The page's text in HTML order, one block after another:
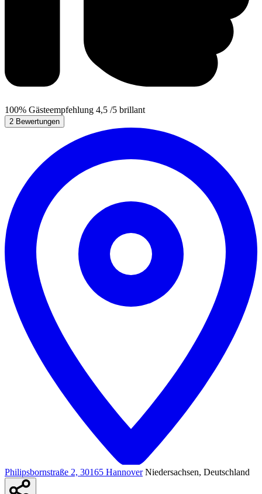
100% Gästeempfehlung 4,5 /5 brillant
2 Bewertungen
Philipsbornstraße 2, 30165 Hannover Niedersachsen, Deutschland